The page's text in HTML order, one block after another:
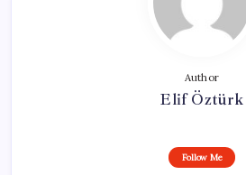
Author
Elif Öztürk
Follow Me